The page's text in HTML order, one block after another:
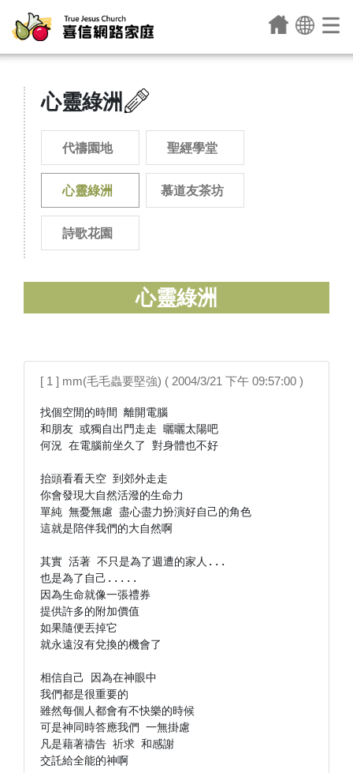
心靈綠洲
代禱園地 聖經學堂
心靈綠洲 慕道友茶坊
詩歌花園
心靈綠洲
[ 1 ] mm(毛毛蟲要堅強) ( 2004/3/21 下午 09:57:00 )
找個空閒的時間 離開電腦
和朋友 或獨自出門走走 曬曬太陽吧
何況 在電腦前坐久了 對身體也不好
抬頭看看天空 到郊外走走
你會發現大自然活潑的生命力
單純 無憂無慮 盡心盡力扮演好自己的角色
這就是陪伴我們的大自然啊
其實 活著 不只是為了週遭的家人...
也是為了自己.....
因為生命就像一張禮券
提供許多的附加價值
如果隨便丟掉它
就永遠沒有兌換的機會了
相信自己 因為在神眼中
我們都是很重要的
雖然每個人都會有不快樂的時候
可是神同時答應我們 一無掛慮
凡是藉著禱告 祈求 和感謝
交託給全能的神啊